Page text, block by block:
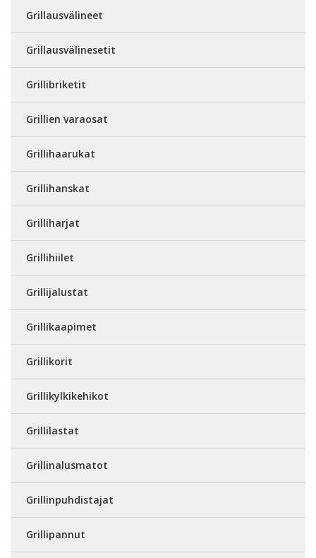
Grillausvälineet
Grillausvälinesetit
Grillibriketit
Grillien varaosat
Grillihaarukat
Grillihanskat
Grilliharjat
Grillihiilet
Grillijalustat
Grillikaapimet
Grillikorit
Grillikylkikehikot
Grillilastat
Grillinalusmatot
Grillinpuhdistajat
Grillipannut